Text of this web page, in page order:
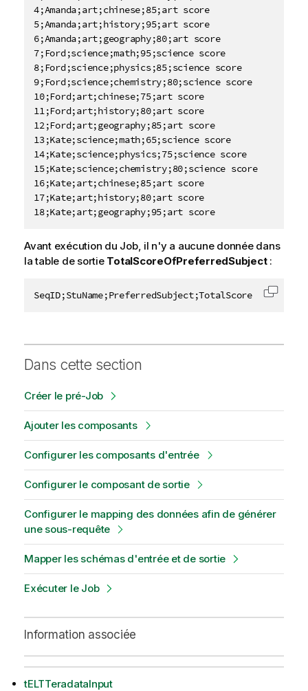
4;Amanda;art;chinese;85;art score
5;Amanda;art;history;95;art score
6;Amanda;art;geography;80;art score
7;Ford;science;math;95;science score
8;Ford;science;physics;85;science score
9;Ford;science;chemistry;80;science score
10;Ford;art;chinese;75;art score
11;Ford;art;history;80;art score
12;Ford;art;geography;85;art score
13;Kate;science;math;65;science score
14;Kate;science;physics;75;science score
15;Kate;science;chemistry;80;science score
16;Kate;art;chinese;85;art score
17;Kate;art;history;80;art score
18;Kate;art;geography;95;art score
Avant exécution du Job, il n'y a aucune donnée dans
la table de sortie TotalScoreOfPreferredSubject:
SeqID;StuName;PreferredSubject;TotalScore Copier
Dans cette section
Créer le pré-Job
Ajouter les composants
Configurer les composants d'entrée
Configurer le composant de sortie
Configurer le mapping des données afin de générer
une sous-requête
Mapper les schémas d'entrée et de sortie
Exécuter le Job
Information associée
tELTTeradataInput